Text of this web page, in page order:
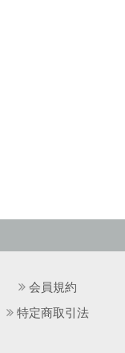
会員規約
特定商取引法